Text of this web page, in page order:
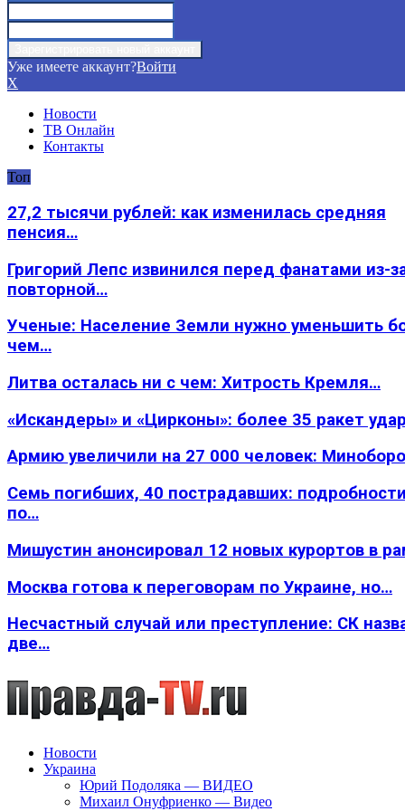
Уже имеете аккаунт?Войти
X
Новости
ТВ Онлайн
Контакты
Топ
27,2 тысячи рублей: как изменилась средняя
пенсия…
Григорий Лепс извинился перед фанатами из-
повторной…
Ученые: Население Земли нужно уменьшить
чем…
Литва осталась ни с чем: Хитрость Кремля…
«Искандеры» и «Цирконы»: более 35 ракет
Армию увеличили на 27 000 человек:
Семь погибших, 40 пострадавших:
по…
Мишустин анонсировал 12 новых курортов в
Москва готова к переговорам по Украине, но…
Несчастный случай или преступление: СК
две…
Новости
Украина
Юрий Подоляка — ВИДЕО
Михаил Онуфриенко — Видео